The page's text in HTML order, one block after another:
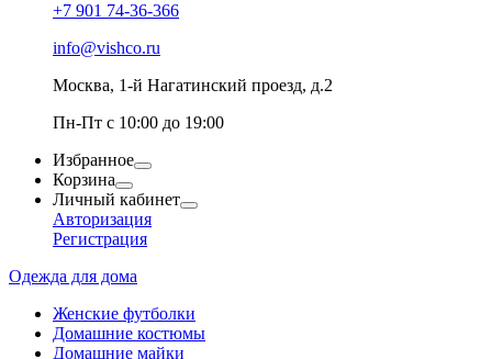
+7 901 74-36-366
info@vishco.ru
Москва, 1-й Нагатинский проезд, д.2
Пн-Пт с 10:00 до 19:00
Избранное
Корзина
Личный кабинет
Авторизация
Регистрация
Одежда для дома
Женские футболки
Домашние костюмы
Домашние майки